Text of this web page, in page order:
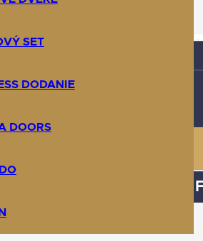
SET
DODANIE
DOORS